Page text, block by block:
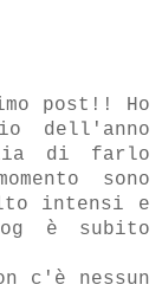
post!! Ho
dell'anno
di farlo
sono
intensi e
è subito
c'è nessun